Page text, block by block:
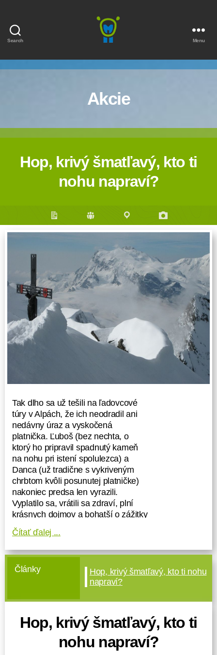
Search Menu
Akcie
Hop, krivý šmatľavý, kto ti
nohu napraví?
Tak dlho sa už tešili na ľadovcové
túry v Alpách, že ich neodradil ani
nedávny úraz a vyskočená
platnička. Ľuboš (bez nechta, o
ktorý ho pripravil spadnutý kameň
na nohu pri istení spolulezca) a
Danca (už tradične s vykriveným
chrbtom kvôli posunutej platničke)
nakoniec predsa len vyrazili.
Vyplatilo sa, vrátili sa zdraví, plní
krásnych dojmov a bohatší o zážitky
a pohľady z troch švajčiarskych
štvortisícoviek v oblasti Walliských
Álp. Ak Vás to zaujíma, pozrite sa aj
vo fotogalérií, kam sa im podarilo
vyliezť:
Nadelhorn (4.327 m)
prvý aklimatizačný kopec - trvanie
6.30 hod - výstup cez sedlo
Windjoch; 980m prevýšenie
Čítať ďalej ...
Články
Hop, krivý šmatľavý, kto ti nohu
napraví?
Hop, krivý šmatľavý, kto ti
nohu napraví?